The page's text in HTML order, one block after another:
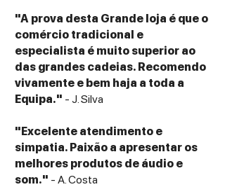
Power Handling: ≈ 340 W
Dimensions (H × W × D): ~1 320 mm × 325
mm × 460 mm (with spikes/washer)
Weight: ~42.8 kg per speaker
Finishes Available: High-gloss Black, High-
gloss White, High-gloss Walnut
washers, gloves, three DCR rings
Construction Origin: Germany
"A prova desta Grande loja é que o
comércio tradicional e
especialista é muito superior ao
das grandes cadeias. Recomendo
vivamente e bem haja a toda a
Equipa." - J. Silva
"Excelente atendimento e
simpatia. Paixão a apresentar os
melhores produtos de áudio e
som." - A. Costa